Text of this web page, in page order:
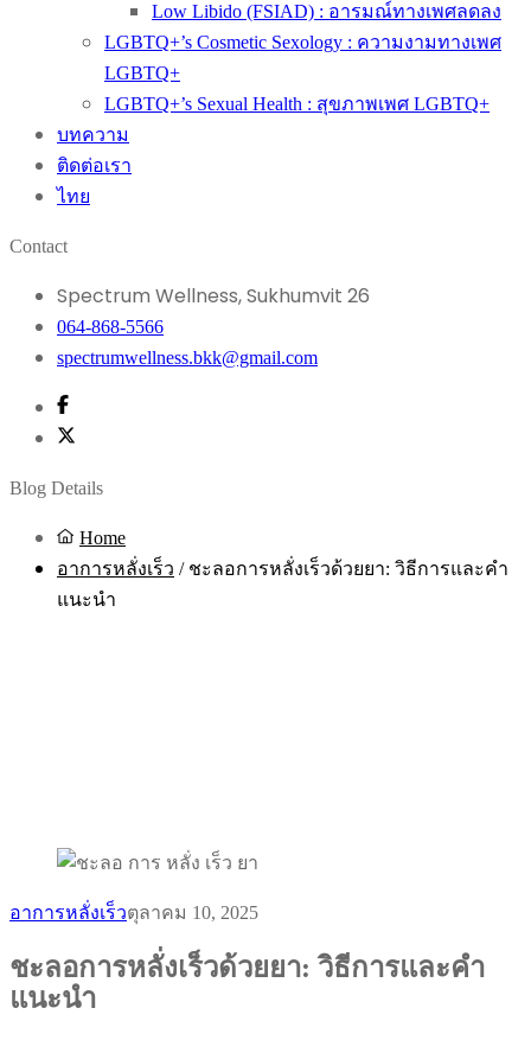
Low Libido (FSIAD) : อารมณ์ทางเพศลดลง
LGBTQ+’s Cosmetic Sexology : ความงามทางเพศ
LGBTQ+
LGBTQ+’s Sexual Health : สุขภาพเพศ LGBTQ+
บทความ
ติดต่อเรา
ไทย
Contact
Spectrum Wellness, Sukhumvit 26
064-868-5566
spectrumwellness.bkk@gmail.com
Blog Details
Home
อาการหลั่งเร็ว / ชะลอการหลั่งเร็วด้วยยา: วิธีการและคำ
แนะนำ
อาการหลั่งเร็วตุลาคม 10, 2025
ชะลอการหลั่งเร็วด้วยยา: วิธีการและคำ
แนะนำ